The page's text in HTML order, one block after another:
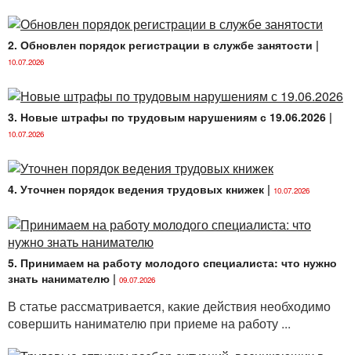
№ 784 (далее — Типовое положение об
аттестации руководителей и специалистов
организаций);
Беларусь от 18.03.2008 № 408
«О предоставлении дополнительного отпуска за
ненормированный рабочий день» (далее —
Инструкцияо порядке ведения трудовых книжек,
утвержденная постановлением Министерства
Беларусь от 16.06.2014 № 40 (далее —
Инструкция № 40);
Унифицированнаясистемаорганизационно-
распорядительной документации
(унифицированные формы, методические
материалы по применению классификатора
2. Обновлен порядок регистрации в службе занятости |
10.07.2026
3. Новые штрафы по трудовым нарушениям с 19.06.2026 |
10.07.2026
4. Уточнен порядок ведения трудовых книжек | 10.07.2026
5. Принимаем на работу молодого специалиста: что нужно
знать нанимателю | 09.07.2026
В статье рассматривается, какие действия необходимо
совершить нанимателю при приеме на работу ...